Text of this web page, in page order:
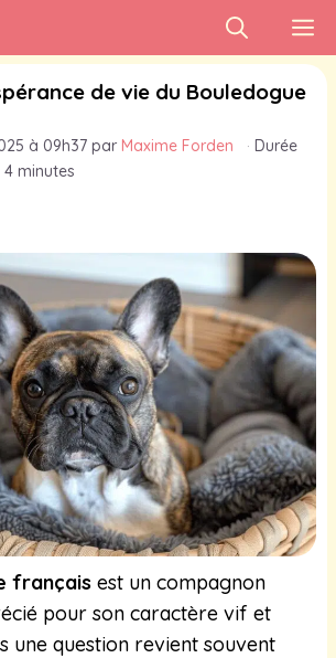
de vie du Bouledogue
à 09h37 par Maxime Forden · Durée
minutes
français est un compagnon
pour son caractère vif et
une question revient souvent